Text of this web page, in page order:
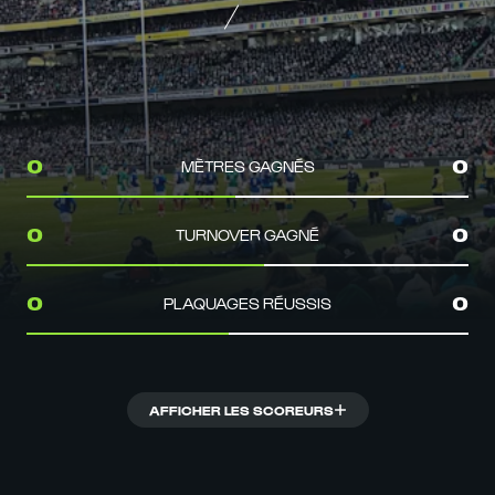
0 MÈTRES GAGNÉS 0
0 TURNOVER GAGNÉ 0
0 PLAQUAGES RÉUSSIS 0
AFFICHER LES SCOREURS